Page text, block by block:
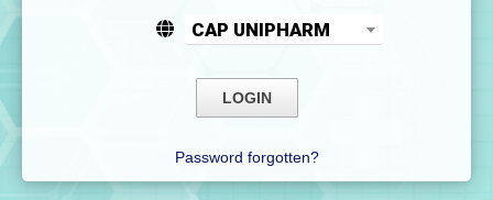
CAP UNIPHARM
Password forgotten?